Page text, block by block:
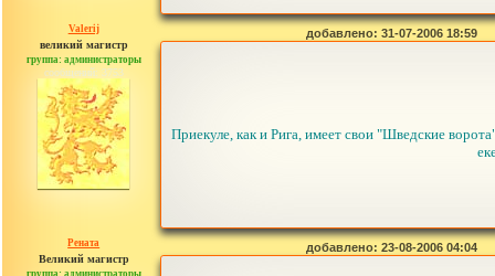
Valerij
великий магистр
группа: администраторы
сообщений: 3753
добавлено: 31-07-2006 18:59
Приекуле, как и Рига, имеет свои "Шведские
Рената
Великий магистр
группа: администраторы
добавлено: 23-08-2006 04:04